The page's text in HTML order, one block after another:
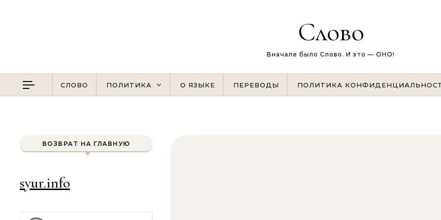
Слово
Вначале было Слово. И это — ОНО!
СЛОВО ПОЛИТИКА О ЯЗЫКЕ ПЕРЕВОДЫ ПОЛИТИКА
ВОЗВРАТ НА ГЛАВНУЮ
syur.info